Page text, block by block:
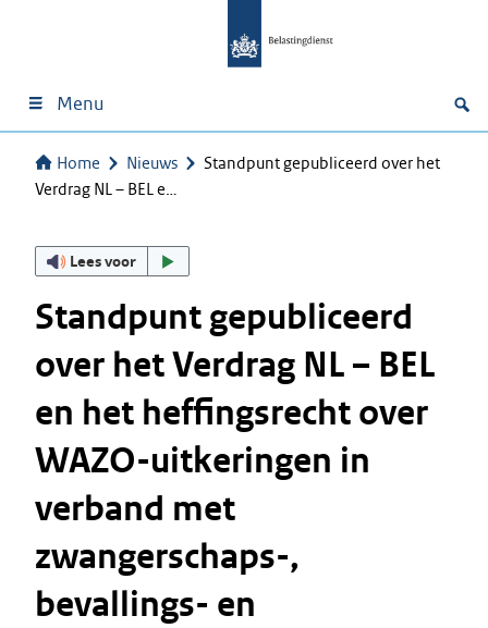
Menu
Home Nieuws
Standpunt gepubliceerd over het
Verdrag NL – BEL e…
Lees voor
Standpunt gepubliceerd
over het Verdrag NL – BEL
en het heffingsrecht over
WAZO-uitkeringen in
verband met
zwangerschaps-,
bevallings- en